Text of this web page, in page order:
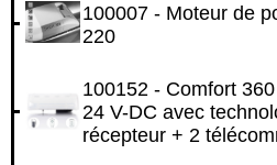
100007 - Moteur de
220
100152 - Comfort
24 V-DC avec
récepteur + 2